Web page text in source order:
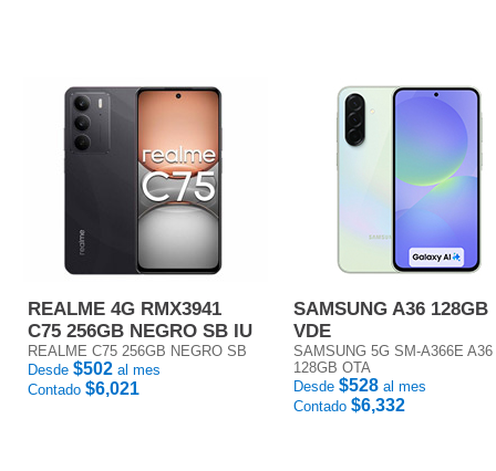
REALME 4G RMX3941
C75 256GB NEGRO SB IU
REALME C75 256GB NEGRO SB
Desde $502 al mes
Contado $6,021
SAMSUNG A36 128GB
VDE
SAMSUNG 5G SM-A366E A36
128GB OTA
Desde $528 al mes
Contado $6,332